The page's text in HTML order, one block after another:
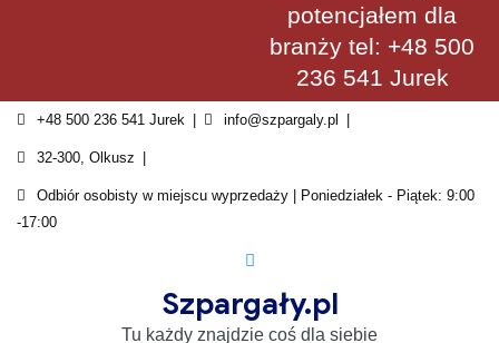
potencjałem dla
branży tel: +48 500
236 541 Jurek
+48 500 236 541 Jurek info@szpargaly.pl
32-300, Olkusz
Odbiór osobisty w miejscu wyprzedaży | Poniedziałek - Piątek: 9:00
-17:00
Szpargały.pl
Tu każdy znajdzie coś dla siebie